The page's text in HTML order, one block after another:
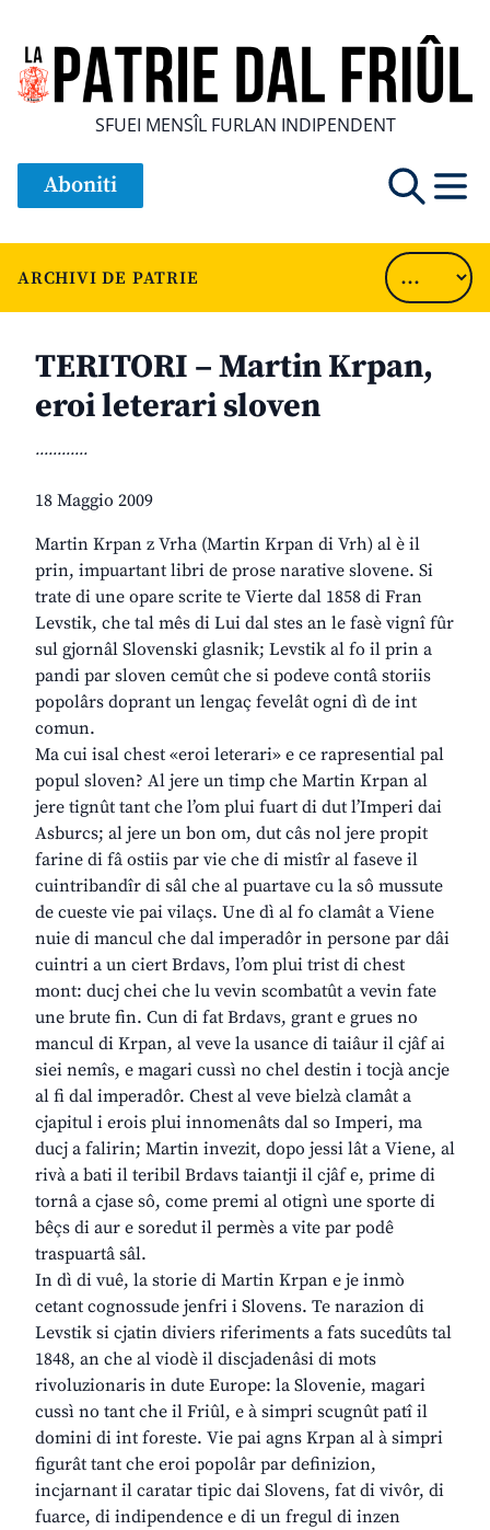
SFUEI MENSÎL FURLAN INDIPENDENT
Aboniti
ARCHIVI DE PATRIE
TERITORI – Martin Krpan,
eroi leterari sloven
............
18 Maggio 2009
Martin Krpan z Vrha (Martin Krpan di Vrh) al è il
prin, impuartant libri de prose narative slovene. Si
trate di une opare scrite te Vierte dal 1858 di Fran
Levstik, che tal mês di Lui dal stes an le fasè vignî fûr
sul gjornâl Slovenski glasnik; Levstik al fo il prin a
pandi par sloven cemût che si podeve contâ storiis
popolârs doprant un lengaç fevelât ogni dì de int
comun.
Ma cui isal chest «eroi leterari» e ce rapresential pal
popul sloven? Al jere un timp che Martin Krpan al
jere tignût tant che l’om plui fuart di dut l’Imperi dai
Asburcs; al jere un bon om, dut câs nol jere propit
farine di fâ ostiis par vie che di mistîr al faseve il
cuintribandîr di sâl che al puartave cu la sô mussute
de cueste vie pai vilaçs. Une dì al fo clamât a Viene
nuie di mancul che dal imperadôr in persone par dâi
cuintri a un ciert Brdavs, l’om plui trist di chest
mont: ducj chei che lu vevin scombatût a vevin fate
une brute fin. Cun di fat Brdavs, grant e grues no
mancul di Krpan, al veve la usance di taiâur il cjâf ai
siei nemîs, e magari cussì no chel destin i tocjà ancje
al fi dal imperadôr. Chest al veve bielzà clamât a
cjapitul i erois plui innomenâts dal so Imperi, ma
ducj a falirin; Martin invezit, dopo jessi lât a Viene, al
rivà a bati il teribil Brdavs taiantji il cjâf e, prime di
tornâ a cjase sô, come premi al otignì une sporte di
bêçs di aur e soredut il permès a vite par podê
traspuartâ sâl.
In dì di vuê, la storie di Martin Krpan e je inmò
cetant cognossude jenfri i Slovens. Te narazion di
Levstik si cjatin diviers riferiments a fats sucedûts tal
1848, an che al viodè il discjadenâsi di mots
rivoluzionaris in dute Europe: la Slovenie, magari
cussì no tant che il Friûl, e à simpri scugnût patî il
domini di int foreste. Vie pai agns Krpan al à simpri
figurât tant che eroi popolâr par definizion,
incjarnant il caratar tipic dai Slovens, fat di vivôr, di
fuarce, di indipendence e di un fregul di inzen